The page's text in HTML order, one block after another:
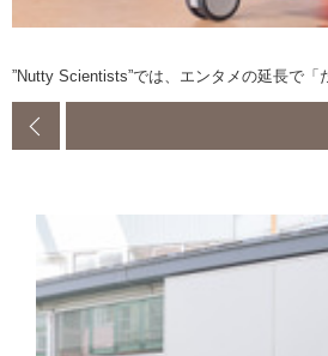
”Nutty Scientists”では、エンタメの延長で「